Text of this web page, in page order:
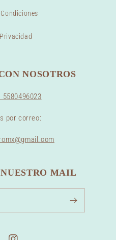
NOSOTROS
5580496023
por correo:
MAIL